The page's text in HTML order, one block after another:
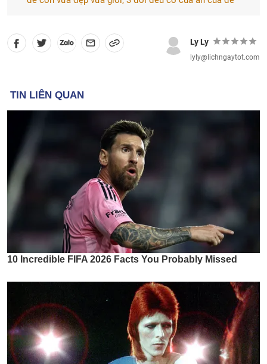
Ly Ly
lyly@lichngaytot.com